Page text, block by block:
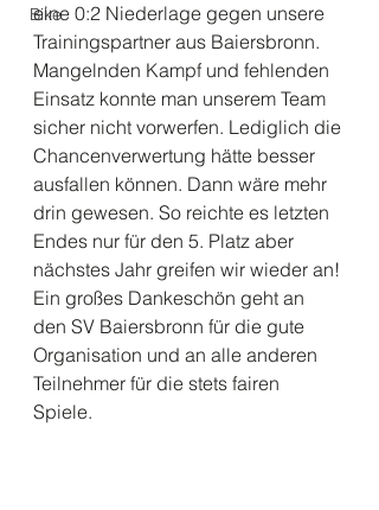
Bike
eine 0:2 Niederlage gegen unsere
Trainingspartner aus Baiersbronn.
Mangelnden Kampf und fehlenden
Einsatz konnte man unserem Team
sicher nicht vorwerfen. Lediglich die
Chancenverwertung hätte besser
ausfallen können. Dann wäre mehr
drin gewesen. So reichte es letzten
Endes nur für den 5. Platz aber
nächstes Jahr greifen wir wieder an!
Ein großes Dankeschön geht an
den SV Baiersbronn für die gute
Organisation und an alle anderen
Teilnehmer für die stets fairen
Spiele.